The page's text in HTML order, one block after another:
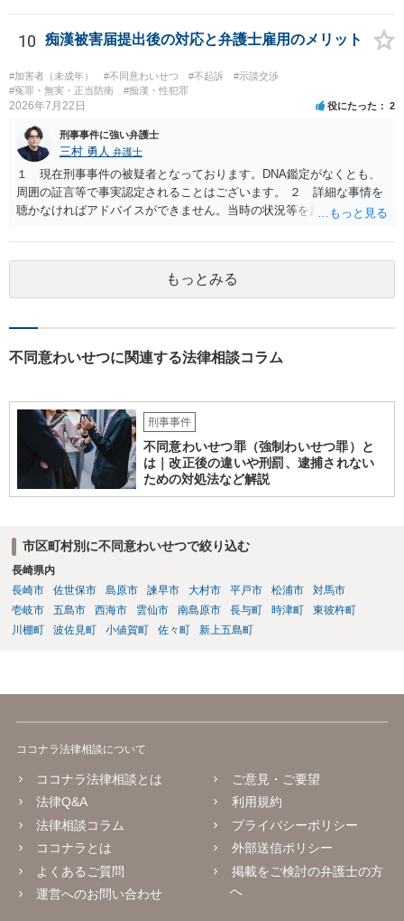
方、相手方に資力がなければ、相場通りの請求は困難であることに留
意ください。 より詳細について、お聞きになりたい場合、最寄りの法
10 痴漢被害届提出後の対応と弁護士雇用のメリット
#加害者（未成年） #不同意わいせつ #不起訴
#示談交渉
#冤罪・無実・正当防衛
#痴漢・性犯罪
2026年7月22日 役にたった 2
刑事事件に強い弁護士
三村 勇人 弁護士
１ 現在刑事事件の被疑者となっております。DNA鑑定がなくとも、
周囲の証言等で事実認定されることはございます。 ２ 詳細な事情を
聴かなければアドバイスができません。当時の状況等を反論していく
ず、当事者で解決した事例を知りません。依頼しない理由がないかと
思います。
もっとみる
不同意わいせつに関連する法律相談コラム
刑事事件
不同意わいせつ罪（強制わいせつ罪）と
は｜改正後の違いや刑罰、逮捕されない
ための対処法など解説
市区町村別に不同意わいせつで絞り込む
長崎県内
長崎市
佐世保市 島原市 諫早市 大村市 平戸市 松浦市
対馬市
壱岐市
五島市 西海市 雲仙市 南島原市 長与町 時津町
東彼杵町
川棚町
波佐見町 小値賀町 佐々町 新上五島町
ココナラ法律相談について
ココナラ法律相談とは
法律Q&A
法律相談コラム
ココナラとは
よくあるご質問
運営へのお問い合わせ
ご意見・ご要望
利用規約
プライバシーポリシー
外部送信ポリシー
掲載をご検討の弁護士の方
へ